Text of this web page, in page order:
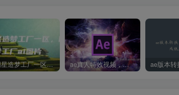
ai明星造梦工厂一区，明星造梦工厂ai图片 ae真人特效视频，大学生第一次做ppt怎么做